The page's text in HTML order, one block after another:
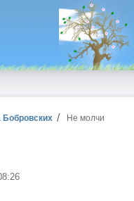
Бобровских Не молчи